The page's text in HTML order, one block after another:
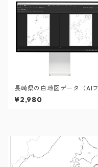
長崎県の白地図データ（AIフ
ァイル）
¥2,980